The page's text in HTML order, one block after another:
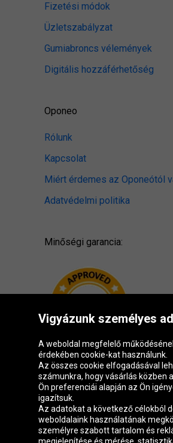
Fizetési módok
Üzletszabályzat
Gumiabroncs vélemények
Digitális hozzáférhetőség
Oponeo
Rólunk
Kapcsolat
Miért érdemes az Oponeótól
Adatvédelmi politika
Minőségi garancia:
Oponeo csoport
Vigyázunk személyes
A weboldal megfelelő
érdekében cookie-kat használunk.
Az összes cookie elfogadásával
számunkra, hogy vásárlás közben
Ön preferenciái alapján az Ön
igazítsuk.
Az adatokat a következő célokból
weboldalaink használatának
személyre szabott tartalom és